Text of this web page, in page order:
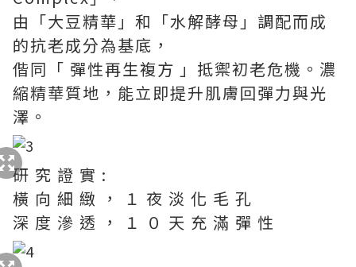
由「大豆精華」和「水解酵母」調配而成
的抗老成分為基底，
偕同「 彈性再生複方 」抵禦初老危機。濃
縮精華質地，能立即提升肌膚回彈力與光
澤。
研 究 證 實 :
橫 向 細 緻 ， １ 夜 淡 化 毛 孔
深 度 滲 透 ， １ ０ 天 充 滿 彈 性